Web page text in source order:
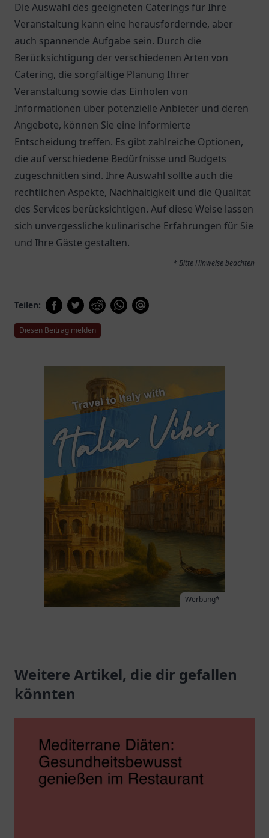
Die Auswahl des geeigneten Caterings für Ihre
Veranstaltung kann eine herausfordernde, aber
auch spannende Aufgabe sein. Durch die
Berücksichtigung der verschiedenen Arten von
Catering, die sorgfältige Planung Ihrer
Veranstaltung sowie das Einholen von
Informationen über potenzielle Anbieter und deren
Angebote, können Sie eine informierte
Entscheidung treffen. Es gibt zahlreiche Optionen,
die auf verschiedene Bedürfnisse und Budgets
zugeschnitten sind. Ihre Auswahl sollte auch die
rechtlichen Aspekte, Nachhaltigkeit und die Qualität
des Services berücksichtigen. Auf diese Weise lassen
sich unvergessliche kulinarische Erfahrungen für Sie
und Ihre Gäste gestalten.
* Bitte Hinweise beachten
Teilen:
Diesen Beitrag melden
Werbung*
Weitere Artikel, die dir gefallen
könnten